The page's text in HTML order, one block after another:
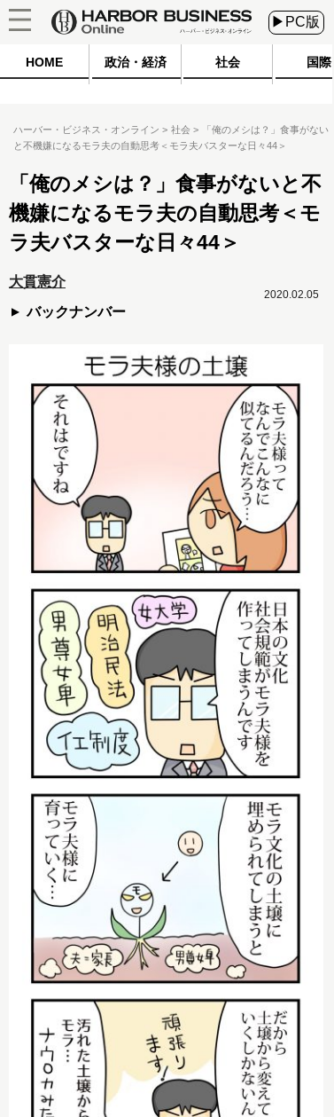
▶PC版
HOME 政治・経済 社会 国際
ハーバー・ビジネス・オンライン 社会
「俺のメシは？」食事がない
と不機嫌になるモラ夫の自動思考＜モラ夫バスターな日々44＞
「俺のメシは？」食事がないと不
機嫌になるモラ夫の自動思考＜モ
ラ夫バスターな日々44＞
大貫憲介
バックナンバー
2020.02.05